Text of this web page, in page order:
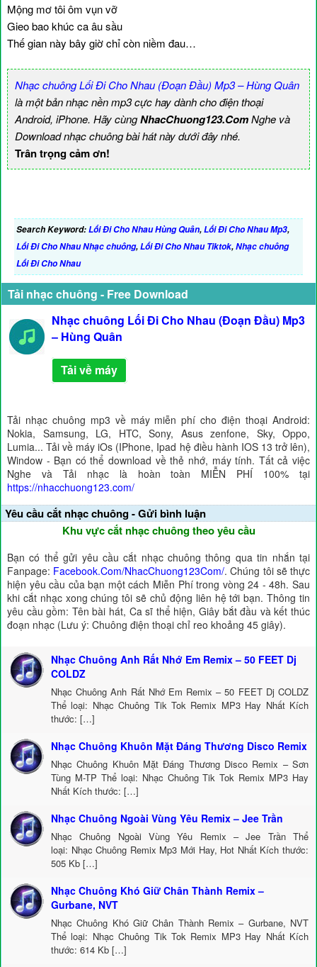
Mộng mơ tôi ôm vụn vỡ
Gieo bao khúc ca âu sầu
Thế gian này bây giờ chỉ còn niềm đau…
Nhạc chuông Lối Đi Cho Nhau (Đoạn Đầu) Mp3 – Hùng Quân
là một bản nhạc nền mp3 cực hay dành cho điện thoại
Android, iPhone. Hãy cùngNhacChuong123.ComNghe và
Download nhạc chuông bài hát này dưới đây nhé.
Trân trọng cảm ơn!
Search Keyword:Lối Đi Cho Nhau Hùng Quân,Lối Đi Cho Nhau Mp3,
Lối Đi Cho Nhau Nhạc chuông,Lối Đi Cho Nhau Tiktok,Nhạc chuông
Lối Đi Cho Nhau
Tải nhạc chuông - Free Download
Nhạc chuông Lối Đi Cho Nhau (Đoạn Đầu) Mp3
– Hùng Quân
Tải về máy
Tải nhạc chuông mp3 về máy miễn phí cho điện thoại Android:
Nokia, Samsung, LG, HTC, Sony, Asus zenfone, Sky, Oppo,
Lumia... Tải về máy iOs (IPhone, Ipad hệ điều hành IOS 13 trở lên),
Window - Bạn có thể download về thẻ nhớ, máy tính. Tất cả việc
Nghe và Tải nhạc là hoàn toàn MIỄN PHÍ 100% tại
https://nhacchuong123.com/
Yêu cầu cắt nhạc chuông - Gửi bình luận
Khu vực cắt nhạc chuông theo yêu cầu
Bạn có thể gửi yêu cầu cắt nhạc chuông thông qua tin nhắn tại
Fanpage: Facebook.Com/NhacChuong123Com/. Chúng tôi sẽ thực
hiện yêu cầu của bạn một cách Miễn Phí trong vòng 24 - 48h. Sau
khi cắt nhạc xong chúng tôi sẽ chủ động liên hệ tới bạn. Thông tin
yêu cầu gồm: Tên bài hát, Ca sĩ thể hiện, Giây bắt đầu và kết thúc
đoạn nhạc (Lưu ý: Chuông điện thoại chỉ reo khoảng 45 giây).
Nhạc Chuông Anh Rất Nhớ Em Remix – 50 FEET Dj
COLDZ
Nhạc Chuông Anh Rất Nhớ Em Remix – 50 FEET Dj COLDZ
Thể loại: Nhạc Chuông Tik Tok Remix MP3 Hay Nhất Kích
thước: […]
Nhạc Chuông Khuôn Mặt Đáng Thương Disco Remix
Nhạc Chuông Khuôn Mặt Đáng Thương Disco Remix – Sơn
Tùng M-TP Thể loại: Nhạc Chuông Tik Tok Remix MP3 Hay
Nhất Kích thước: […]
Nhạc Chuông Ngoài Vùng Yêu Remix – Jee Trần
Nhạc Chuông Ngoài Vùng Yêu Remix – Jee Trần Thể
loại: Nhạc Chuông Remix Mp3 Mới Hay, Hot Nhất Kích thước:
505 Kb […]
Nhạc Chuông Khó Giữ Chân Thành Remix –
Gurbane, NVT
Nhạc Chuông Khó Giữ Chân Thành Remix – Gurbane, NVT
Thể loại: Nhạc Chuông Tik Tok Remix MP3 Hay Nhất Kích
thước: 614 Kb […]